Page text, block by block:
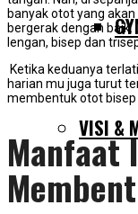
VISI &
banyak otot yang
bergerak dengan
lengan, bisep dan
Ketika keduanya
harian mu juga turut
membentuk otot bisep
Manfaat